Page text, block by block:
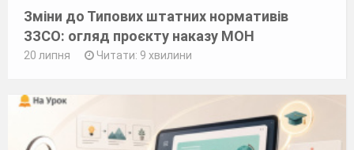
Зміни до Типових штатних нормативів
ЗЗСО: огляд проєкту наказу МОН
20 липня Читати: 9 хвилини